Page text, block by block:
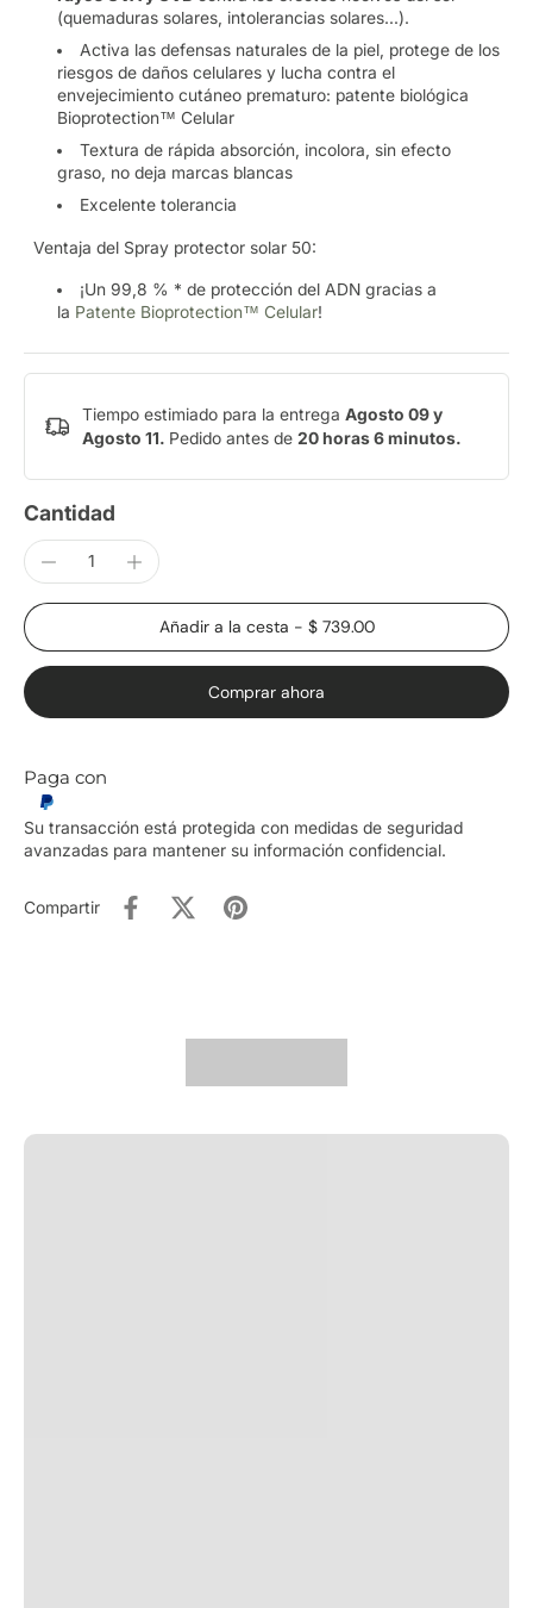
(quemaduras solares, intolerancias solares...).
Activa las defensas naturales de la piel, protege de los
riesgos de daños celulares y lucha contra el
envejecimiento cutáneo prematuro: patente biológica
Bioprotection™ Celular
Textura de rápida absorción, incolora, sin efecto
graso, no deja marcas blancas
Excelente tolerancia
Ventaja del Spray protector solar 50:
¡Un 99,8 % * de protección del ADN gracias a
la Patente Bioprotection™ Celular!
Tiempo estimiado para la entrega Agosto 09 y
Agosto 11. Pedido antes de 20 horas 6 minutos.
Cantidad
Añadir a la cesta - $ 739.00
Comprar ahora
Paga con
Su transacción está protegida con medidas de seguridad
avanzadas para mantener su información confidencial.
Compartir